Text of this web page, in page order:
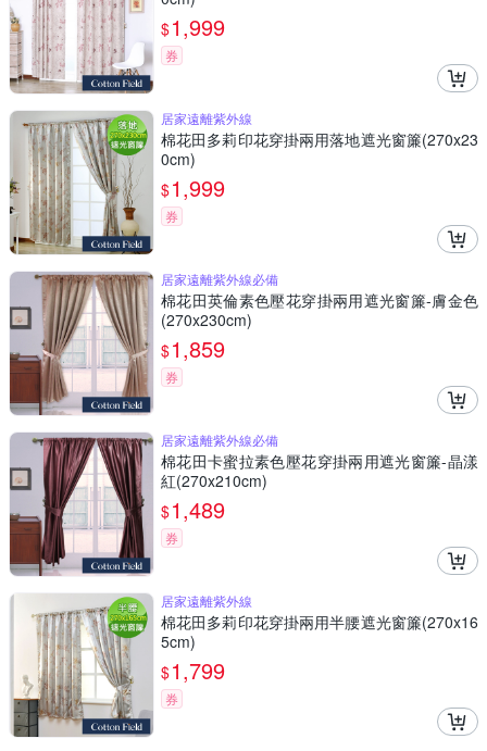
$1,999
券
居家遠離紫外線
棉花田多莉印花穿掛兩用落地遮光窗簾(270x23
0cm)
$1,999
券
居家遠離紫外線必備
棉花田英倫素色壓花穿掛兩用遮光窗簾-膚金色
(270x230cm)
$1,859
券
居家遠離紫外線必備
棉花田卡蜜拉素色壓花穿掛兩用遮光窗簾-晶漾
紅(270x210cm)
$1,489
券
居家遠離紫外線
棉花田多莉印花穿掛兩用半腰遮光窗簾(270x16
5cm)
$1,799
券